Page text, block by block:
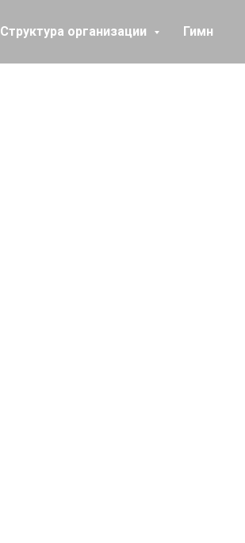
Структура организации Гимн